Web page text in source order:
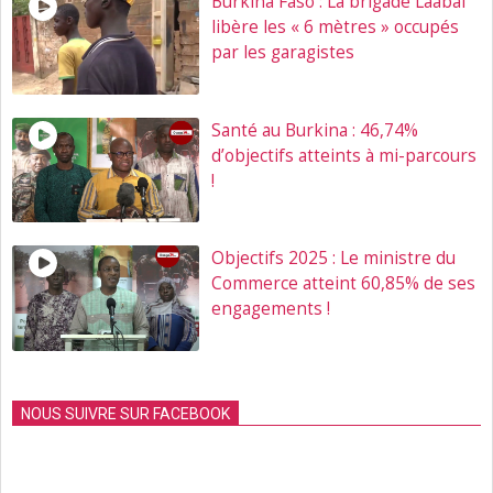
libère les « 6 mètres » occupés
par les garagistes
Santé au Burkina : 46,74%
d’objectifs atteints à mi-parcours
!
Objectifs 2025 : Le ministre du
Commerce atteint 60,85% de ses
engagements !
NOUS SUIVRE SUR FACEBOOK